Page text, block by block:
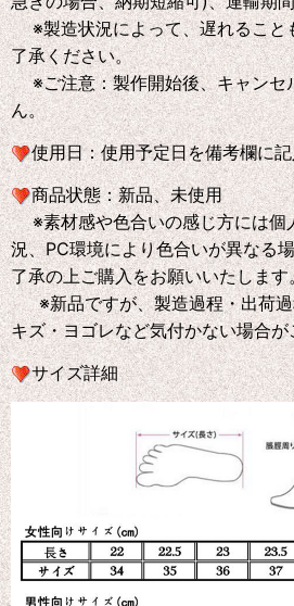
※製造状況によって、遅れること
了承ください。
※ご注意：製作開始後、キャンセ
ん。
使用日：使用予定日を備考欄に
商品状態：新品、未使用
※素材感や色合いの感じ方には個
況、PC環境により色合いが異なる
了承の上ご購入をお願いいたします
※新品ですが、製造過程・出荷過
キズ・ヨゴレなど気付かない場合
サイズ詳細